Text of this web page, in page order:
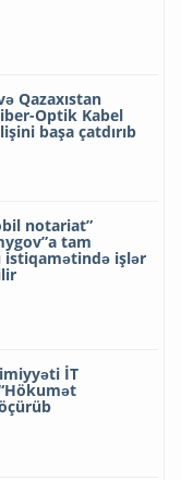
Qazaxıstan
Optik Kabel
başa çatdırıb
notariat”
tam
istiqamətində işlər
İT